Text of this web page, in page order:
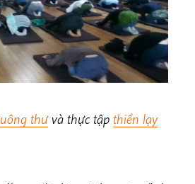
thưvà thực tập thiền lạy